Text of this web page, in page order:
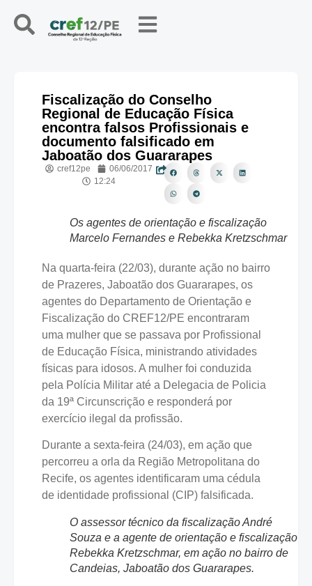
Fiscalização do Conselho
Regional de Educação Física
encontra falsos Profissionais e
documento falsificado em
Jaboatão dos Guararapes
cref12pe
06/06/2017
12:24
Os agentes de orientação e fiscalização
Marcelo Fernandes e Rebekka Kretzschmar
Na quarta-feira (22/03), durante ação no bairro
de Prazeres, Jaboatão dos Guararapes, os
agentes do Departamento de Orientação e
Fiscalização do CREF12/PE encontraram
uma mulher que se passava por Profissional
de Educação Física, ministrando atividades
físicas para idosos. A mulher foi conduzida
pela Polícia Militar até a Delegacia de Policia
da 19ª Circunscrição e responderá por
exercício ilegal da profissão.
Durante a sexta-feira (24/03), em ação que
percorreu a orla da Região Metropolitana do
Recife, os agentes identificaram uma cédula
de identidade profissional (CIP) falsificada.
O assessor técnico da fiscalização André
Souza e a agente de orientação e fiscalização
Rebekka Kretzschmar, em ação no bairro de
Candeias, Jaboatão dos Guararapes.